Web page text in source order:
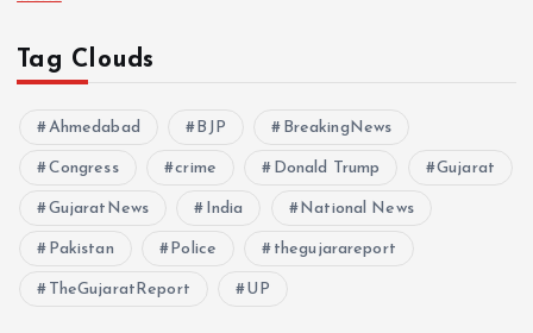
Tag Clouds
Ahmedabad BJP BreakingNews
Congress crime Donald Trump Gujarat
GujaratNews India National News
Pakistan Police thegujarareport
TheGujaratReport UP